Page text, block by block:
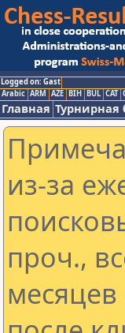
Logged on: Gast
Arabic ARM AZE BIH BUL CAT
Главная Турнирная
из-за
проч.,